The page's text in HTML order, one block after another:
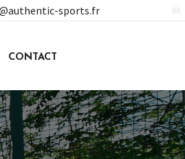
sports.fr
CONTACT